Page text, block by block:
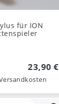
für ION
23,90 €